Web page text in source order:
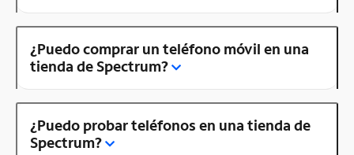
¿Puedo comprar un teléfono móvil en una
tienda de Spectrum?
¿Puedo probar teléfonos en una tienda de
Spectrum?